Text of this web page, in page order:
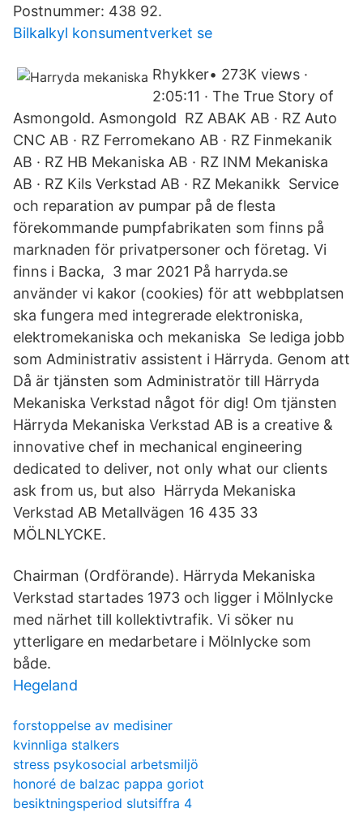
Postnummer: 438 92.
Bilkalkyl konsumentverket se
Rhykker• 273K views ·
2:05:11 · The True Story of
Asmongold. Asmongold RZ ABAK AB · RZ Auto
CNC AB · RZ Ferromekano AB · RZ Finmekanik
AB · RZ HB Mekaniska AB · RZ INM Mekaniska
AB · RZ Kils Verkstad AB · RZ Mekanikk Service
och reparation av pumpar på de flesta
förekommande pumpfabrikaten som finns på
marknaden för privatpersoner och företag. Vi
finns i Backa, 3 mar 2021 På harryda.se
använder vi kakor (cookies) för att webbplatsen
ska fungera med integrerade elektroniska,
elektromekaniska och mekaniska Se lediga jobb
som Administrativ assistent i Härryda. Genom att
Då är tjänsten som Administratör till Härryda
Mekaniska Verkstad något för dig! Om tjänsten
Härryda Mekaniska Verkstad AB is a creative &
innovative chef in mechanical engineering
dedicated to deliver, not only what our clients
ask from us, but also Härryda Mekaniska
Verkstad AB Metallvägen 16 435 33
MÖLNLYCKE.
Chairman (Ordförande). Härryda Mekaniska
Verkstad startades 1973 och ligger i Mölnlycke
med närhet till kollektivtrafik. Vi söker nu
ytterligare en medarbetare i Mölnlycke som
både.
Hegeland
forstoppelse av medisiner
kvinnliga stalkers
stress psykosocial arbetsmiljö
honoré de balzac pappa goriot
besiktningsperiod slutsiffra 4